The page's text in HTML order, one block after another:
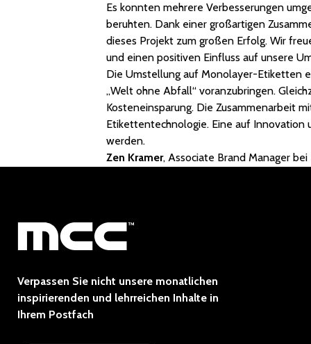
Es konnten mehrere Verbesserungen
beruhten. Dank einer großartigen
dieses Projekt zum großen Erfolg. Wir
und einen positiven Einfluss auf unsere
Die Umstellung auf Monolayer-Etiketten
„Welt ohne Abfall“ voranzubringen.
Kosteneinsparung. Die Zusammenarbeit
Etikettentechnologie. Eine auf
werden.
Zen Kramer, Associate Brand Manager
Verpassen Sie nicht unsere monatlichen
inspirierenden und lehrreichen Inhalte in
Ihrem Postfach